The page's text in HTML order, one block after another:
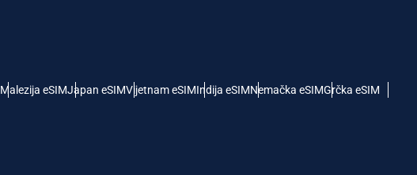
Malezija eSIMJapan eSIMVijetnam eSIMIndija eSIMNemačka eSIMGrčka eSIM